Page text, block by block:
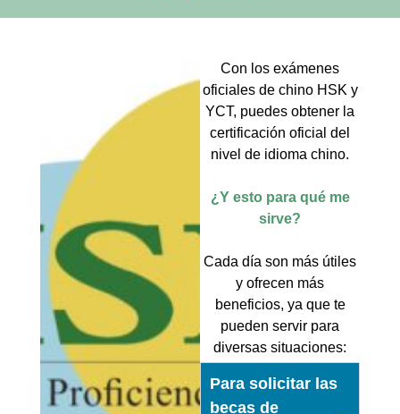
Con los exámenes
oficiales de chino HSK y
YCT, puedes obtener la
certificación oficial del
nivel de idioma chino.
¿Y esto para qué me
sirve?
Cada día son más útiles
y ofrecen más
beneficios, ya que te
pueden servir para
diversas situaciones:
Para solicitar las
becas de